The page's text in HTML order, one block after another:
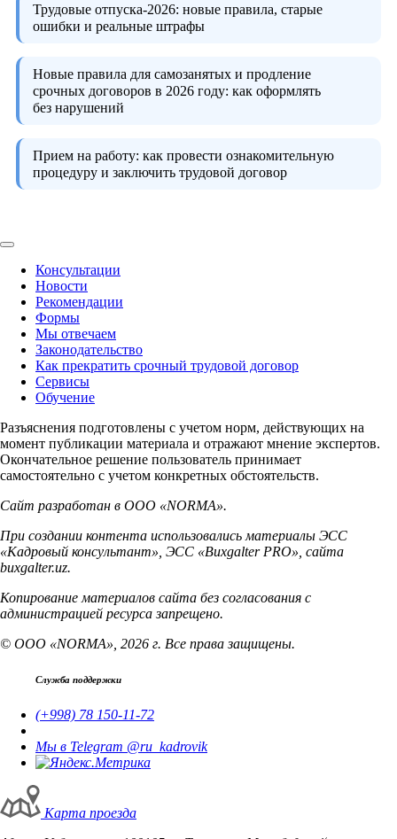
Трудовые отпуска-2026: новые правила, старые
ошибки и реальные штрафы
Новые правила для самозанятых и продление
срочных договоров в 2026 году: как оформлять
без нарушений
Прием на работу: как провести ознакомительную
процедуру и заключить трудовой договор
Консультации
Новости
Рекомендации
Формы
Мы отвечаем
Законодательство
Как прекратить срочный трудовой договор
Сервисы
Обучение
Разъяснения подготовлены с учетом норм, действующих на
момент публикации материала и отражают мнение экспертов.
Окончательное решение пользователь принимает
самостоятельно с учетом конкретных обстоятельств.
Сайт разработан в ООО «NORMA».
При создании контента использовались материалы ЭСС
«Кадровый консультант», ЭСС «Buxgalter PRO», сайта
buxgalter.uz.
Копирование материалов сайта без согласования с
администрацией ресурса запрещено.
© ООО «NORMA», 2026 г. Все права защищены.
Служба поддержки
(+998) 78 150-11-72
Мы в Telegram @ru_kadrovik
Карта проезда